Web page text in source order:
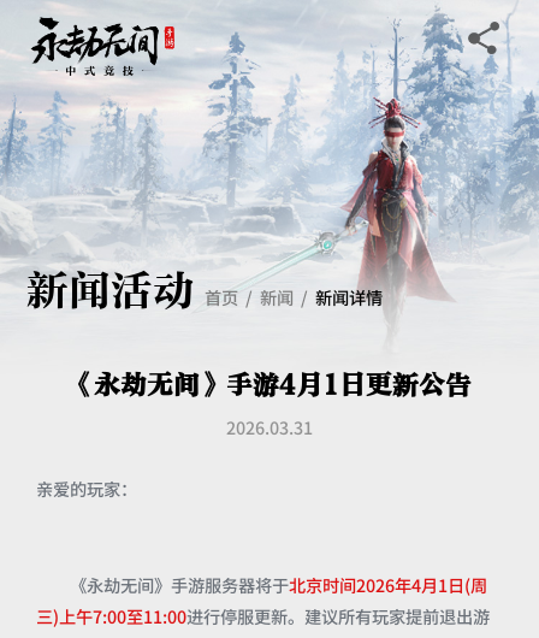
新闻活动 首页 新闻 新闻详情
《永劫无间》手游4月1日更新公告
2026.03.31
亲爱的玩家：
《永劫无间》手游服务器将于北京时间2026年4月1日(周
三)上午7:00至11:00进行停服更新。建议所有玩家提前退出游